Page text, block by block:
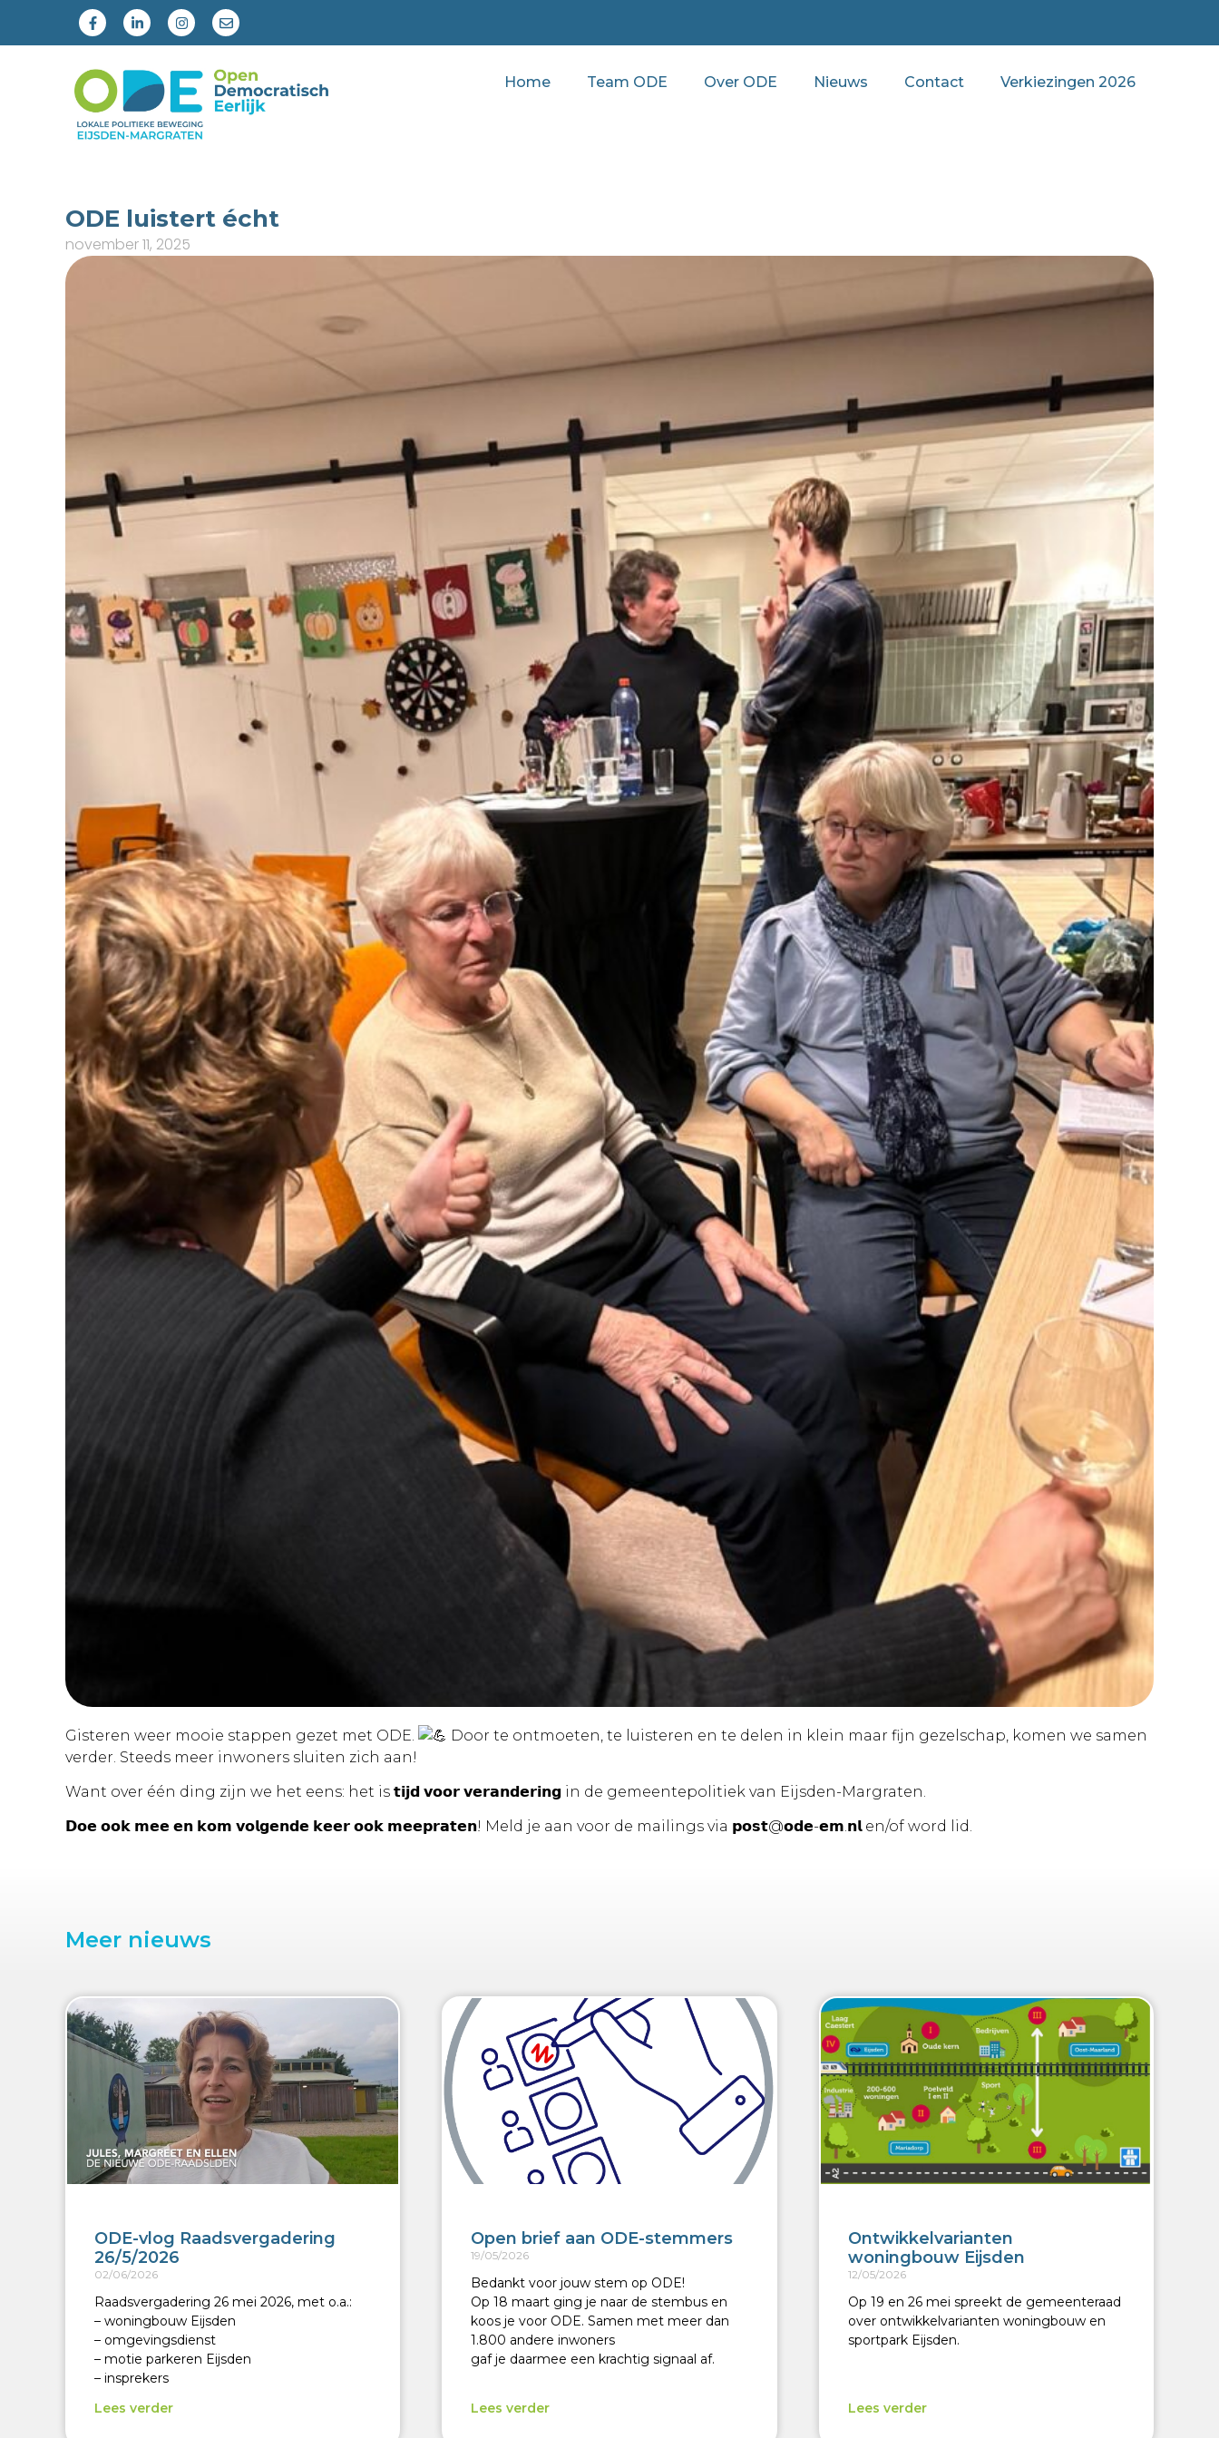
Home Team ODE Over ODE Nieuws Contact Verkiezingen 2026
ODE luistert écht
november 11, 2025
Gisteren weer mooie stappen gezet met ODE.
Door te ontmoeten, te luisteren en te delen in klein maar fijn gezelschap, komen we samen
verder. Steeds meer inwoners sluiten zich aan!
Want over één ding zijn we het eens: het is 𝘁𝗶𝗷𝗱 𝘃𝗼𝗼𝗿 𝘃𝗲𝗿𝗮𝗻𝗱𝗲𝗿𝗶𝗻𝗴 in de gemeentepolitiek van Eijsden-Margraten.
𝗗𝗼𝗲 𝗼𝗼𝗸 𝗺𝗲𝗲 𝗲𝗻 𝗸𝗼𝗺 𝘃𝗼𝗹𝗴𝗲𝗻𝗱𝗲 𝗸𝗲𝗲𝗿 𝗼𝗼𝗸 𝗺𝗲𝗲𝗽𝗿𝗮𝘁𝗲𝗻! Meld je aan voor de mailings via 𝗽𝗼𝘀𝘁@𝗼𝗱𝗲-𝗲𝗺.𝗻𝗹 en/of word lid.
Meer nieuws
ODE-vlog Raadsvergadering
26/5/2026
02/06/2026
Raadsvergadering 26 mei 2026, met o.a.:
– woningbouw Eijsden
– omgevingsdienst
– motie parkeren Eijsden
– insprekers
Lees verder
Open brief aan ODE-stemmers
19/05/2026
Bedankt voor jouw stem op ODE!
Op 18 maart ging je naar de stembus en
koos je voor ODE. Samen met meer dan
1.800 andere inwoners
gaf je daarmee een krachtig signaal af.
Lees verder
Ontwikkelvarianten
woningbouw Eijsden
12/05/2026
Op 19 en 26 mei spreekt de gemeenteraad
over ontwikkelvarianten woningbouw en
sportpark Eijsden.
Lees verder